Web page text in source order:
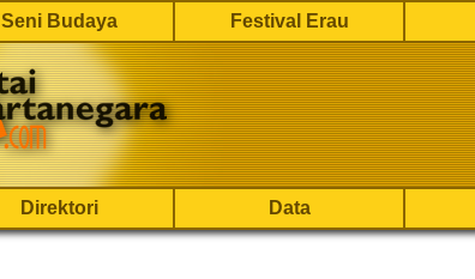
Seni Budaya Festival Erau
Direktori Data